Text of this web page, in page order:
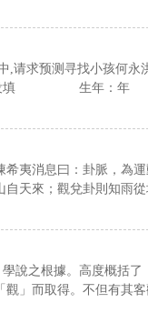
,请求预测寻找小孩何永
孚姓名：没填 生
夷消息曰：卦脈，為
天來；觀兌卦則知雨
說之根據。高度概括了
」而取得。不但有其